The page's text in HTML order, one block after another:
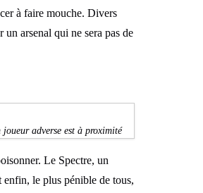
à faire mouche. Divers
arsenal qui ne sera pas de
adverse est à proximité
Le Spectre, un
enfin, le plus pénible de tous,